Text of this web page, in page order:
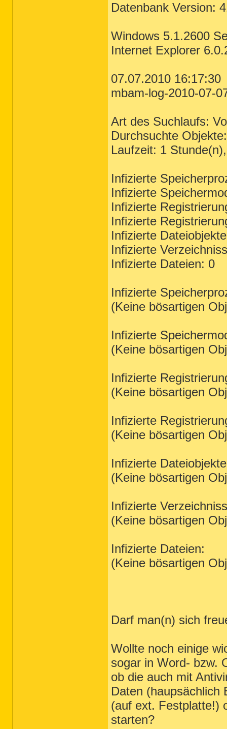
Datenbank Version:
Windows 5.1.2600
Internet Explorer
07.07.2010 16:17:30
mbam-log-2010-07-
Art des Suchlaufs:
Durchsuchte
Laufzeit: 1
Infizierte
Infizierte
Infizierte
Infizierte
Infizierte
Infizierte
Infizierte Dateien: 0
Infizierte
(Keine bösartigen
Infizierte
(Keine bösartigen
Infizierte
(Keine bösartigen
Infizierte
(Keine bösartigen
Infizierte
(Keine bösartigen
Infizierte
(Keine bösartigen
Infizierte Dateien:
(Keine bösartigen
Darf man(n) sich
Wollte noch einige
sogar in Word- bzw.
ob die auch mit
Daten (haupsächlich
(auf ext. Festplatte!)
starten?